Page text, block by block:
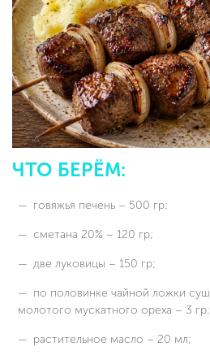
ЧТО БЕРЁМ:
говяжья печень – 500 гр;
сметана 20% – 120 гр;
две луковицы – 150 гр;
по половинке чайной ложки
молотого мускатного ореха – 3 гр;
растительное масло – 20 мл;